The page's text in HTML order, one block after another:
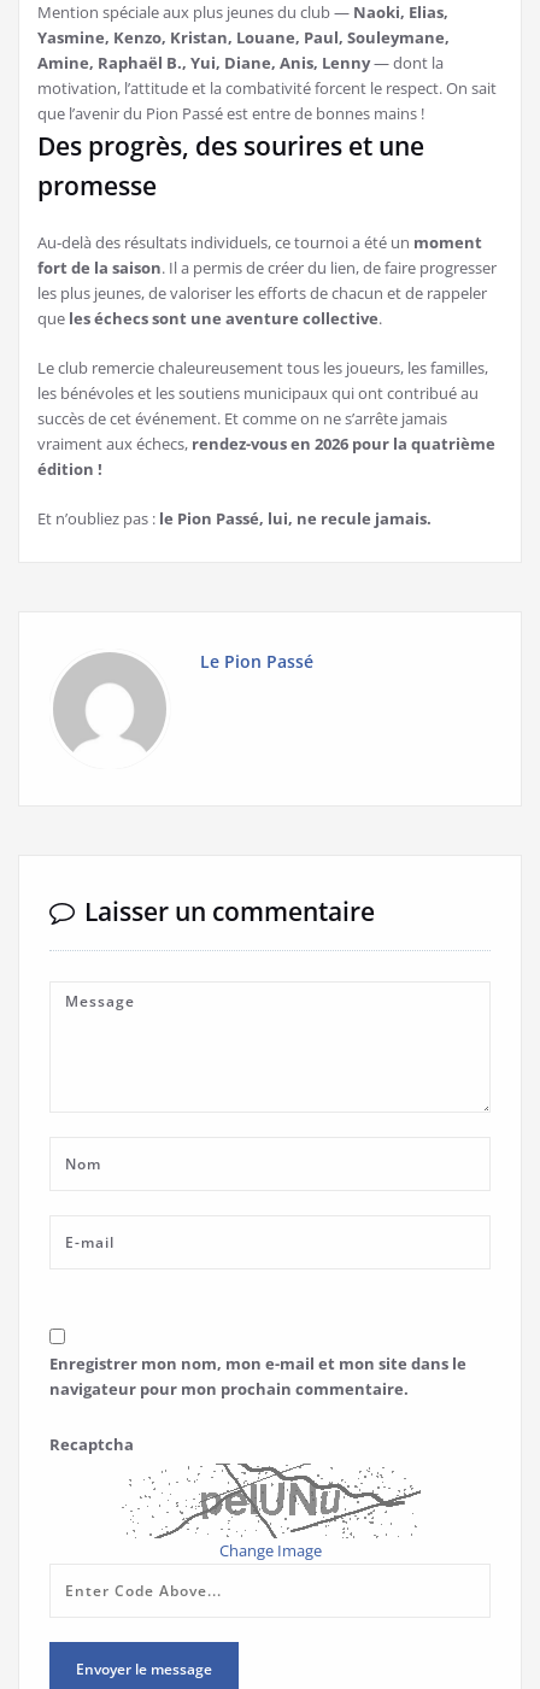
Mention spéciale aux plus jeunes du club — Naoki, Elias,
Yasmine, Kenzo, Kristan, Louane, Paul, Souleymane,
Amine, Raphaël B., Yui, Diane, Anis, Lenny— dont la
motivation, l’attitude et la combativité forcent le respect. On sait
que l’avenir du Pion Passé est entre de bonnes mains !
Des progrès, des sourires et une
promesse
Au-delà des résultats individuels, ce tournoi a été un moment
fort de la saison. Il a permis de créer du lien, de faire progresser
les plus jeunes, de valoriser les efforts de chacun et de rappeler
que les échecs sont une aventure collective.
Le club remercie chaleureusement tous les joueurs, les familles,
les bénévoles et les soutiens municipaux qui ont contribué au
succès de cet événement. Et comme on ne s’arrête jamais
vraiment aux échecs, rendez-vous en 2026 pour la quatrième
édition !
Et n’oubliez pas : le Pion Passé, lui, ne recule jamais.
Le Pion Passé
Laisser un commentaire
Enregistrer mon nom, mon e-mail et mon site dans le
navigateur pour mon prochain commentaire.
Recaptcha
Change Image